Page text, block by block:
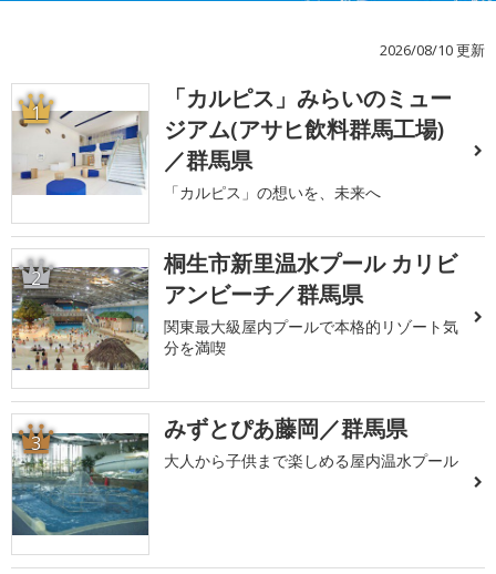
2026/08/10 更新
1
「カルピス」みらいのミュー
ジアム(アサヒ飲料群馬工場)
／群馬県
「カルピス」の想いを、未来へ
2
桐生市新里温水プール カリビ
アンビーチ／群馬県
関東最大級屋内プールで本格的リゾート気
分を満喫
3 みずとぴあ藤岡／群馬県
大人から子供まで楽しめる屋内温水プール